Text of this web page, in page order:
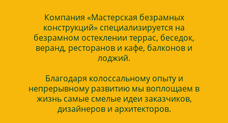
Компания «Мастерская безрамных
конструкций» специализируется на
безрамном остеклении террас, беседок,
веранд, ресторанов и кафе, балконов и
лоджий.
Благодаря колоссальному опыту и
непрерывному развитию мы воплощаем в
жизнь самые смелые идеи заказчиков,
дизайнеров и архитекторов.